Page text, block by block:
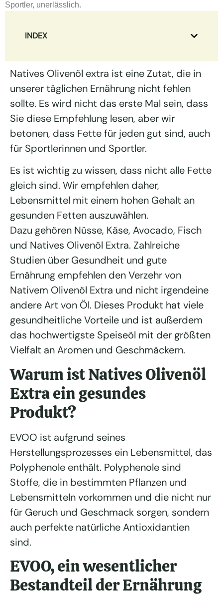
Sportler, unerlässlich.
INDEX
Natives Olivenöl extra ist eine Zutat, die in
unserer täglichen Ernährung nicht fehlen
sollte. Es wird nicht das erste Mal sein, dass
Sie diese Empfehlung lesen, aber wir
betonen, dass Fette für jeden gut sind, auch
für Sportlerinnen und Sportler.
Es ist wichtig zu wissen, dass nicht alle Fette
gleich sind. Wir empfehlen daher,
Lebensmittel mit einem hohen Gehalt an
gesunden Fetten auszuwählen.
Dazu gehören Nüsse, Käse, Avocado, Fisch
und Natives Olivenöl Extra. Zahlreiche
Studien über Gesundheit und gute
Ernährung empfehlen den Verzehr von
Nativem Olivenöl Extra und nicht irgendeine
andere Art von Öl. Dieses Produkt hat viele
gesundheitliche Vorteile und ist außerdem
das hochwertigste Speiseöl mit der größten
Vielfalt an Aromen und Geschmäckern.
Warum ist Natives Olivenöl
Extra ein gesundes
Produkt?
EVOO ist aufgrund seines
Herstellungsprozesses ein Lebensmittel, das
Polyphenole enthält. Polyphenole sind
Stoffe, die in bestimmten Pflanzen und
Lebensmitteln vorkommen und die nicht nur
für Geruch und Geschmack sorgen, sondern
auch perfekte natürliche Antioxidantien
sind.
EVOO, ein wesentlicher
Bestandteil der Ernährung